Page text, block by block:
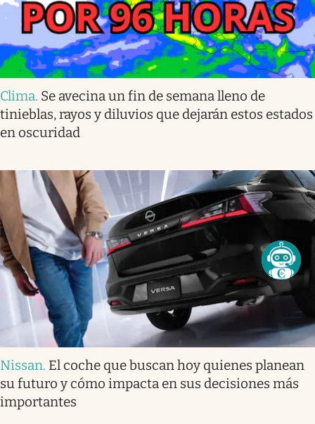
Clima. Se avecina un fin de semana lleno de
tinieblas, rayos y diluvios que dejarán estos estados
en oscuridad
Nissan. El coche que buscan hoy quienes planean
su futuro y cómo impacta en sus decisiones más
importantes